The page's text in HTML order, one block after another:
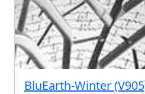
BluEarth-Winter